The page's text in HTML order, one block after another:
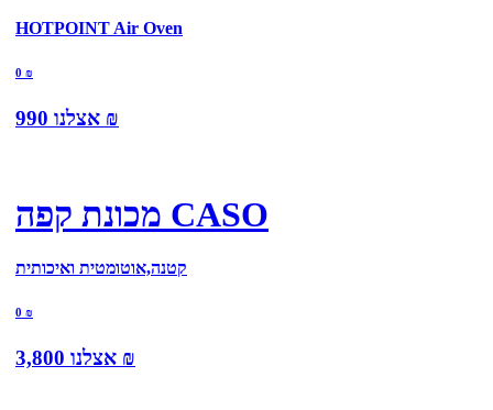
HOTPOINT Air Oven
0 ₪
אצלנו 990 ₪
מכונת קפה CASO
קטנה,אוטומטית ואיכותית
0 ₪
אצלנו 3,800 ₪